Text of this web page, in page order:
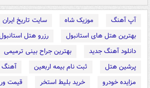
آپ آهنگ موزیک شاه
سایت تاریخ ایران
بهترین هتل های استانبول
رزرو هتل
دانلود آهنگ جدید
بهترین جراح بینی ترمیمی
پرشین هتل
ثبت نام بیمه اربعین
آهنگ
مزایده خودرو
خرید بلیط استخر
قیمت